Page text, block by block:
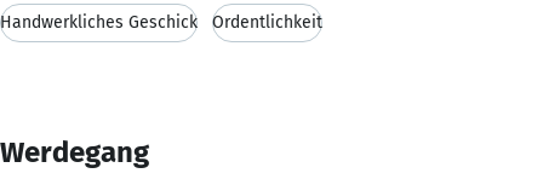
Handwerkliches Geschick Ordentlichkeit
Werdegang